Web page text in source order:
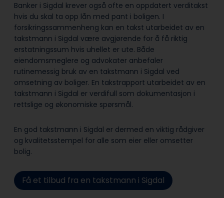
Banker i Sigdal krever også ofte en oppdatert verditakst
hvis du skal ta opp lån med pant i boligen. I
forsikringssammenheng kan en takst utarbeidet av en
takstmann i Sigdal være avgjørende for å få riktig
erstatningssum hvis uhellet er ute. Både
eiendomsmeglere og advokater anbefaler
rutinemessig bruk av en takstmann i Sigdal ved
omsetning av boliger. En takstrapport utarbeidet av en
takstmann i Sigdal er verdifull som dokumentasjon i
rettslige og økonomiske spørsmål.
En god takstmann i Sigdal er dermed en viktig rådgiver
og kvalitetsstempel for alle som eier eller omsetter
bolig.
Få et tilbud fra en takstmann i Sigdal